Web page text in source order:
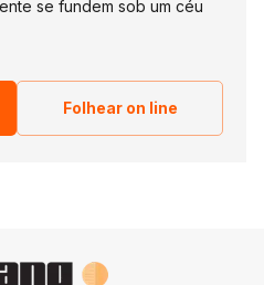
se fundem sob um céu
Folhear on line